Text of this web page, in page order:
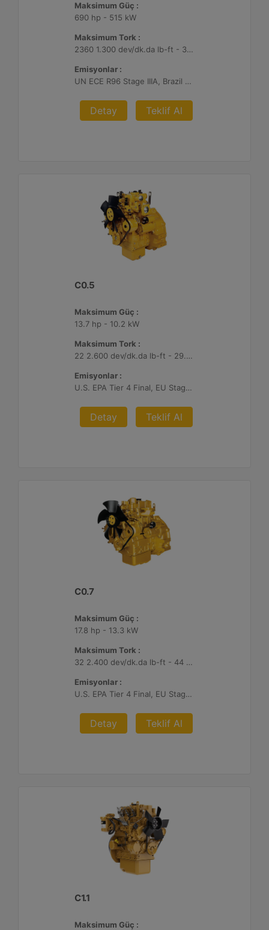
Maksimum Güç :
690 hp - 515 kW
Maksimum Tork :
2360 1.300 dev/dk.da lb-ft - 3200 1.300 dev/dk.da Nm
Emisyonlar :
UN ECE R96 Stage IIIA, Brazil Mar-1, Yönetmelik Bulunmayan Bölge
Detay Teklif Al
C0.5
Maksimum Güç :
13.7 hp - 10.2 kW
Maksimum Tork :
22 2.600 dev/dk.da lb-ft - 29.7 2.600 dev/dk.da Nm
Emisyonlar :
U.S. EPA Tier 4 Final, EU Stage V
Detay Teklif Al
C0.7
Maksimum Güç :
17.8 hp - 13.3 kW
Maksimum Tork :
32 2.400 dev/dk.da lb-ft - 44 2.400 dev/dk.da Nm
Emisyonlar :
U.S. EPA Tier 4 Final, EU Stage V
Detay Teklif Al
C1.1
Maksimum Güç :